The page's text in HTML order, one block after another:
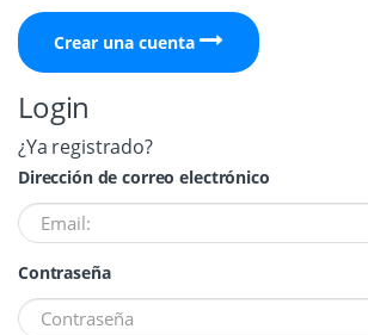
Crear una cuenta
Login
¿Ya registrado?
Dirección de correo electrónico
Contraseña